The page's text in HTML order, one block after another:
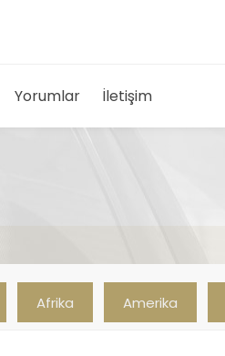
Yorumlar İletişim
Afrika Amerika